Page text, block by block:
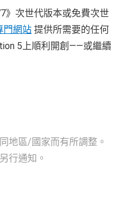
》次世代版本或免費次世
門網站 提供所需要的任何
5上順利開創——或繼續
地區/國家而有所調整。
行通知。